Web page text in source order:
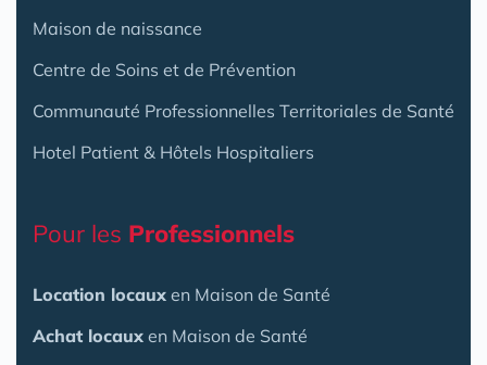
Maison de naissance
Centre de Soins et de Prévention
Communauté Professionnelles Territoriales de Santé
Hotel Patient & Hôtels Hospitaliers
Pour les Professionnels
Location locaux en Maison de Santé
Achat locaux en Maison de Santé